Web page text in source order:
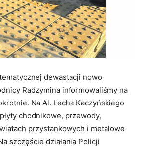
dewastacji nowo
Radzymina informowaliśmy na
Na Al. Lecha Kaczyńskiego
chodnikowe, przewody,
przystankowych i metalowe
szczęście działania Policji